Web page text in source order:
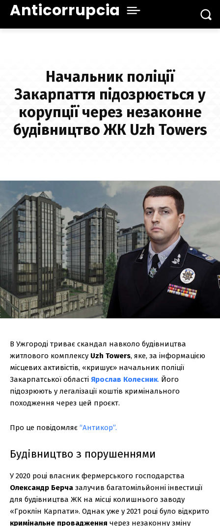
Anticorrupcia
Начальник поліції
Закарпаття підозрюється у
корупції через незаконне
будівництво ЖК Uzh Towers
В Ужгороді триває скандал навколо будівництва
житлового комплексу Uzh Towers, яке, за інформацією
місцевих активістів, «кришує» начальник поліції
Закарпатської області Ярослав Колесник. Його
підозрюють у легалізації коштів кримінального
походження через цей проєкт.
Про це повідомляє “Антикор”.
Будівництво з порушеннями
У 2020 році власник фермерського господарства
Олександр Берча залучив багатомільйонні інвестиції
для будівництва ЖК на місці колишнього заводу
«Гроклін Карпати». Однак уже у 2021 році було відкрито
кримінальне провадження через незаконну зміну